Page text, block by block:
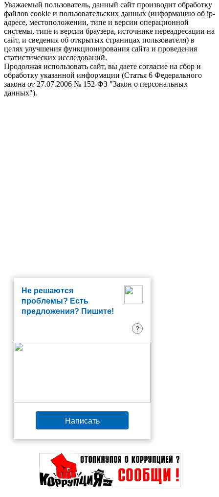
Уважаемый пользователь, данный сайт производит обработку
файлов cookie и пользовательских данных (информацию об ip-
адресе, местоположении, типе и версии операционной
системы, типе и версии браузера, источнике переадресации на
сайт, и сведения об открытых страницах пользователя) в
целях улучшения функционирования сайта и проведения
статистических исследований.
Продолжая использовать сайт, вы даете согласие на сбор и
обработку указанной информации (Статья 6 Федерального
закона от 27.07.2006 № 152-ФЗ "Закон о персональных
данных").
Не решаются
проблемы? Есть
предложения? Пишите!
?
Написать